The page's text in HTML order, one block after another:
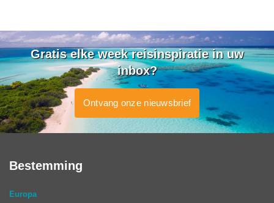
Gratis elke week reisinspiratie in uw
inbox?
Ontvang onze nieuwsbrief
Bestemming
Europa